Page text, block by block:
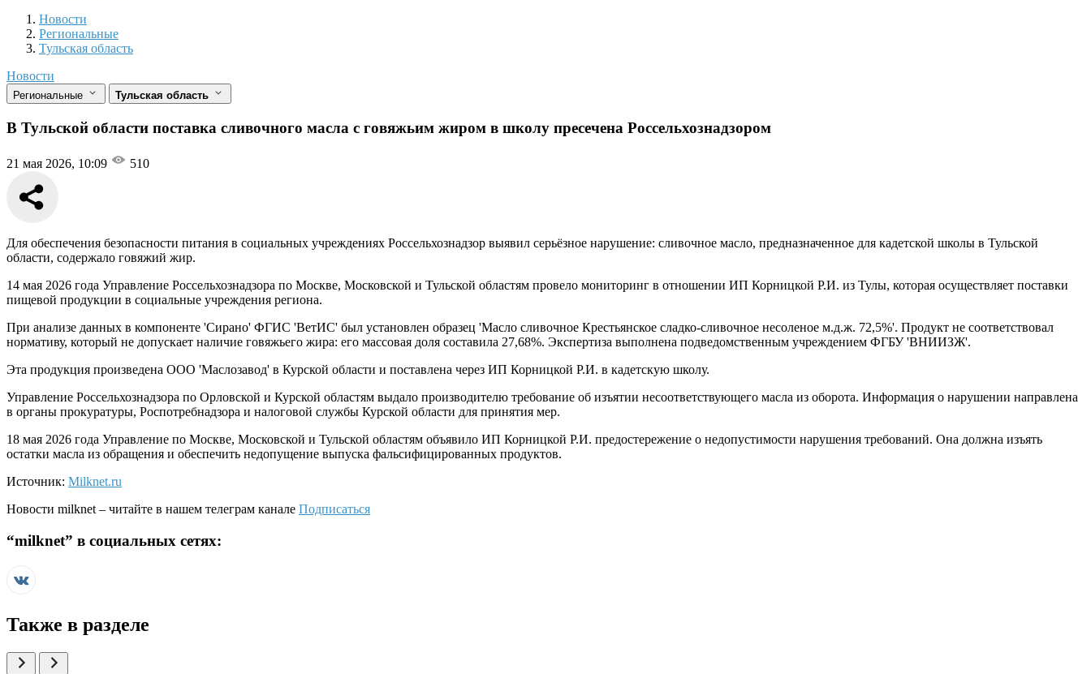
Новости
Разделы
Новости
Региональные
Тульская область
Новости
Региональные Тульская область
В Тульской области поставка сливочного масла с говяжьим жиром в школу пресечена Россельхознадзором
21 мая 2026, 10:09 510
Для обеспечения безопасности питания в социальных учреждениях Россельхознадзор выявил серьёзное нарушение: сливочное масло, предназначенное для кадетской школы в Тульской
области, содержало говяжий жир.
14 мая 2026 года Управление Россельхознадзора по Москве, Московской и Тульской областям провело мониторинг в отношении ИП Корницкой Р.И. из Тулы, которая осуществляет поставки
пищевой продукции в социальные учреждения региона.
При анализе данных в компоненте 'Сирано' ФГИС 'ВетИС' был установлен образец 'Масло сливочное Крестьянское сладко-сливочное несоленое м.д.ж. 72,5%'. Продукт не соответствовал
нормативу, который не допускает наличие говяжьего жира: его массовая доля составила 27,68%. Экспертиза выполнена подведомственным учреждением ФГБУ 'ВНИИЗЖ'.
Эта продукция произведена ООО 'Маслозавод' в Курской области и поставлена через ИП Корницкой Р.И. в кадетскую школу.
Управление Россельхознадзора по Орловской и Курской областям выдало производителю требование об изъятии несоответствующего масла из оборота. Информация о нарушении направлена
в органы прокуратуры, Роспотребнадзора и налоговой службы Курской области для принятия мер.
18 мая 2026 года Управление по Москве, Московской и Тульской областям объявило ИП Корницкой Р.И. предостережение о недопустимости нарушения требований. Она должна изъять
остатки масла из обращения и обеспечить недопущение выпуска фальсифицированных продуктов.
Источник: Milknet.ru
Новости milknet – читайте в нашем телеграм канале Подписаться
“milknet” в социальных сетях:
Также в разделе